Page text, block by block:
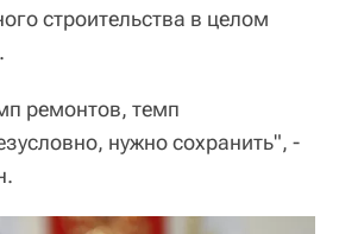
строительства в целом
ремонтов, темп
нужно сохранить", -